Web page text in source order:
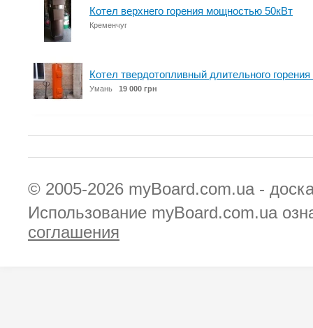
Котел верхнего горения мощностью 50кВт
Кременчуг
Котел твердотопливный длительного
Умань 19 000 грн
© 2005-2026 myBoard.com.ua -
Использование myBoard.com.ua
соглашения